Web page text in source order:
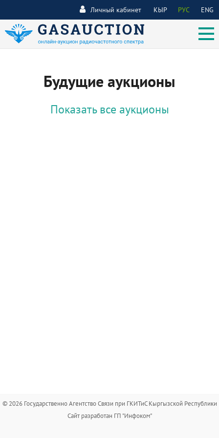
КЫР РУС ENG
Личный кабинет
Будущие аукционы
Показать все аукционы
© 2026 Государственно Агентство Связи при ГКИТиС Кыргызской Республики
Сайт разработан ГП "Инфоком"